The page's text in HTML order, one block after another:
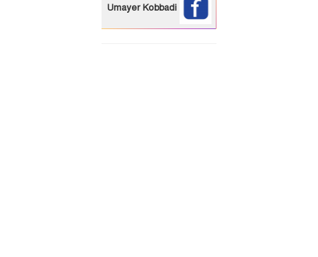
Umayer Kobbadi